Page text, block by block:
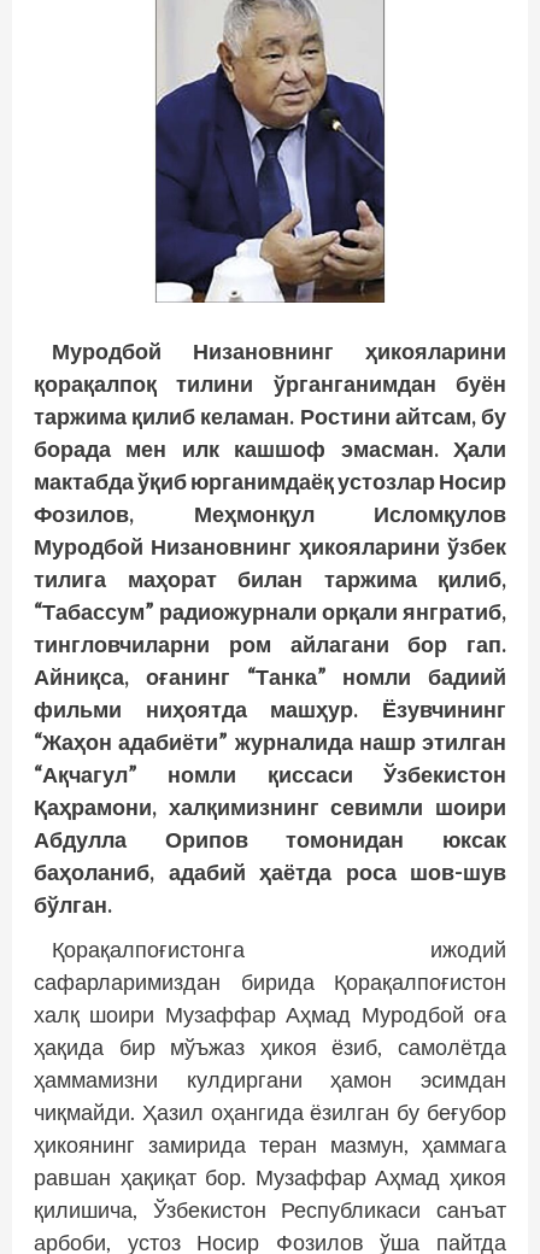
Муродбой Низановнинг ҳикояларини
қорақалпоқ тилини ўрганганимдан буён
таржима қилиб келаман. Ростини айтсам, бу
борада мен илк кашшоф эмасман. Ҳали
мактабда ўқиб юрганимдаёқ устозлар Носир
Фозилов, Меҳмонқул Исломқулов
Муродбой Низановнинг ҳикояларини ўзбек
тилига маҳорат билан таржима қилиб,
“Табассум” радиожурнали орқали янгратиб,
тингловчиларни ром айлагани бор гап.
Айниқса, оғанинг “Танка” номли бадиий
фильми ниҳоятда машҳур. Ёзувчининг
“Жаҳон адабиёти” журналида нашр этилган
“Ақчагул” номли қиссаси Ўзбекистон
Қаҳрамони, халқимизнинг севимли шоири
Абдулла Орипов томонидан юксак
баҳоланиб, адабий ҳаётда роса шов-шув
бўлган.
Қорақалпоғистонга ижодий
сафарларимиздан бирида Қорақалпоғистон
халқ шоири Музаффар Аҳмад Муродбой оға
ҳақида бир мўъжаз ҳикоя ёзиб, самолётда
ҳаммамизни кулдиргани ҳамон эсимдан
чиқмайди. Ҳазил оҳангида ёзилган бу беғубор
ҳикоянинг замирида теран мазмун, ҳаммага
равшан ҳақиқат бор. Музаффар Аҳмад ҳикоя
қилишича, Ўзбекистон Республикаси санъат
арбоби, устоз Носир Фозилов ўша пайтда